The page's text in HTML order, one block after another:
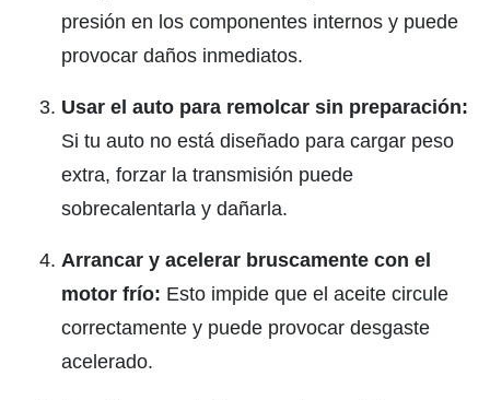
presión en los componentes internos y puede
provocar daños inmediatos.
Usar el auto para remolcar sin preparación:
Si tu auto no está diseñado para cargar peso
extra, forzar la transmisión puede
sobrecalentarla y dañarla.
Arrancar y acelerar bruscamente con el
motor frío: Esto impide que el aceite circule
correctamente y puede provocar desgaste
acelerado.